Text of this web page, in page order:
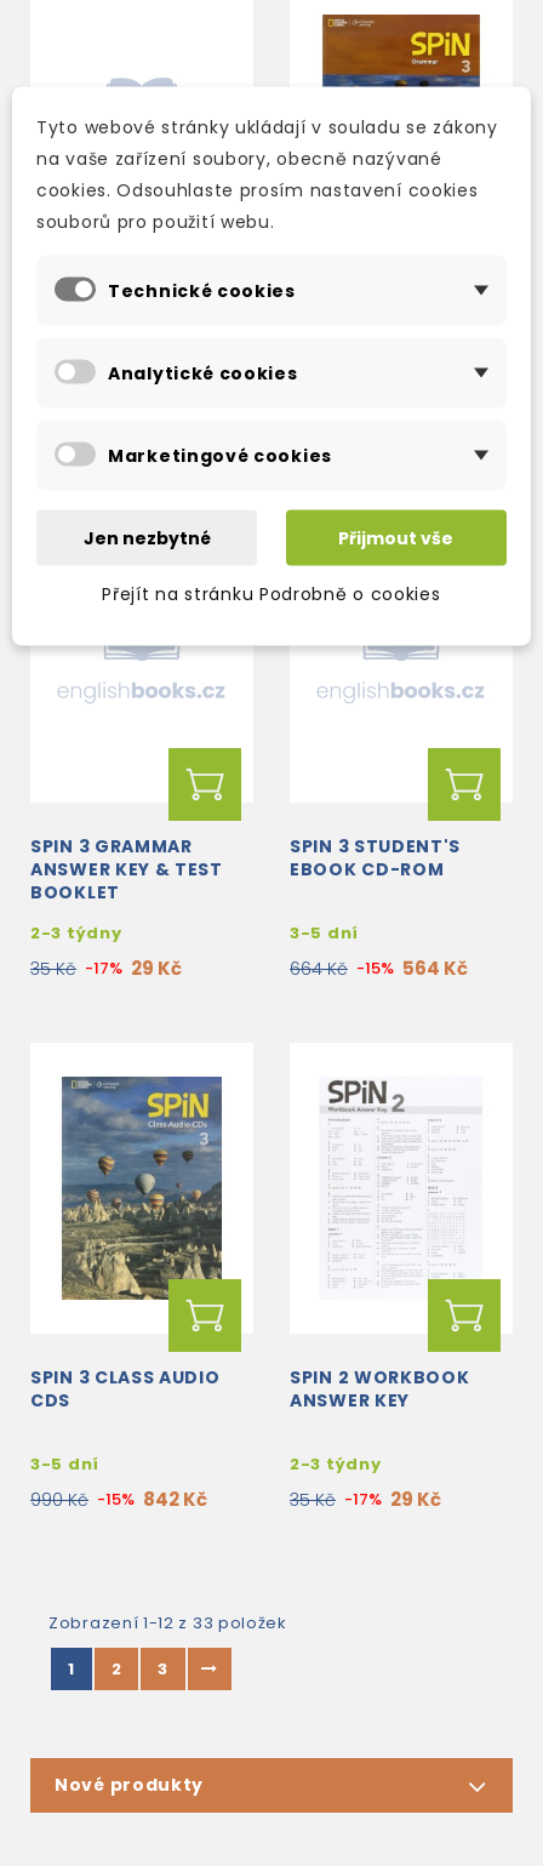
SOFTWARE CD-ROM
WITH CCT
2 884 Kč
SPIN 3 GRAMMAR
ANSWER KEY & TEST
BOOKLET
2-3 týdny
35 Kč -17% 29 Kč
SPIN 3 STUDENT'S
EBOOK CD-ROM
3-5 dní
664 Kč -15% 564 Kč
SPIN 3 CLASS AUDIO
CDS
3-5 dní
990 Kč -15% 842 Kč
SPIN 2 WORKBOOK
ANSWER KEY
2-3 týdny
35 Kč -17% 29 Kč
Zobrazení 1-12 z 33 položek
1
2 3
Nové produkty
Tyto webové stránky ukládají v souladu se zákony
na vaše zařízení soubory, obecně nazývané
cookies. Odsouhlaste prosím nastavení cookies
souborů pro použití webu.
Technické cookies
Analytické cookies
Marketingové cookies
Jen nezbytné Přijmout vše
Přejít na stránku Podrobně o cookies